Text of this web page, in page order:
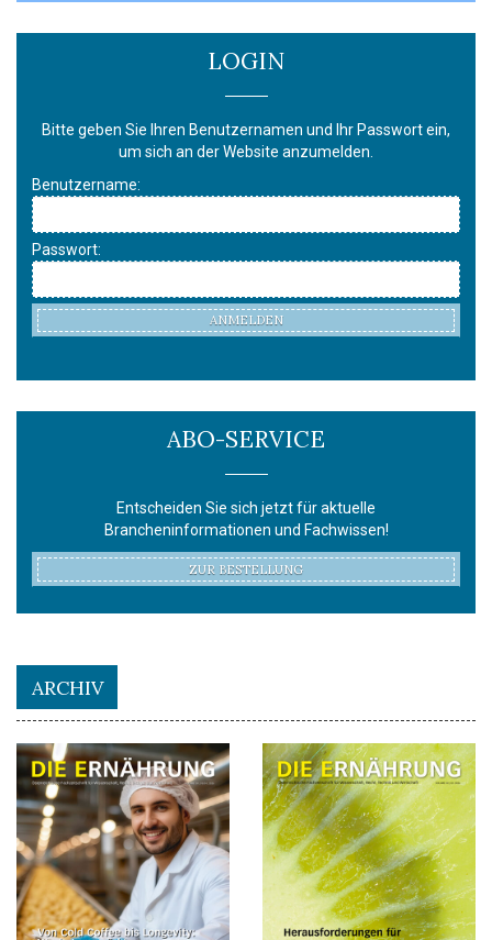
LOGIN
Bitte geben Sie Ihren Benutzernamen und Ihr Passwort ein,
um sich an der Website anzumelden.
Benutzername:
Passwort:
ANMELDEN
ABO-SERVICE
Entscheiden Sie sich jetzt für aktuelle
Brancheninformationen und Fachwissen!
ZUR BESTELLUNG
ARCHIV